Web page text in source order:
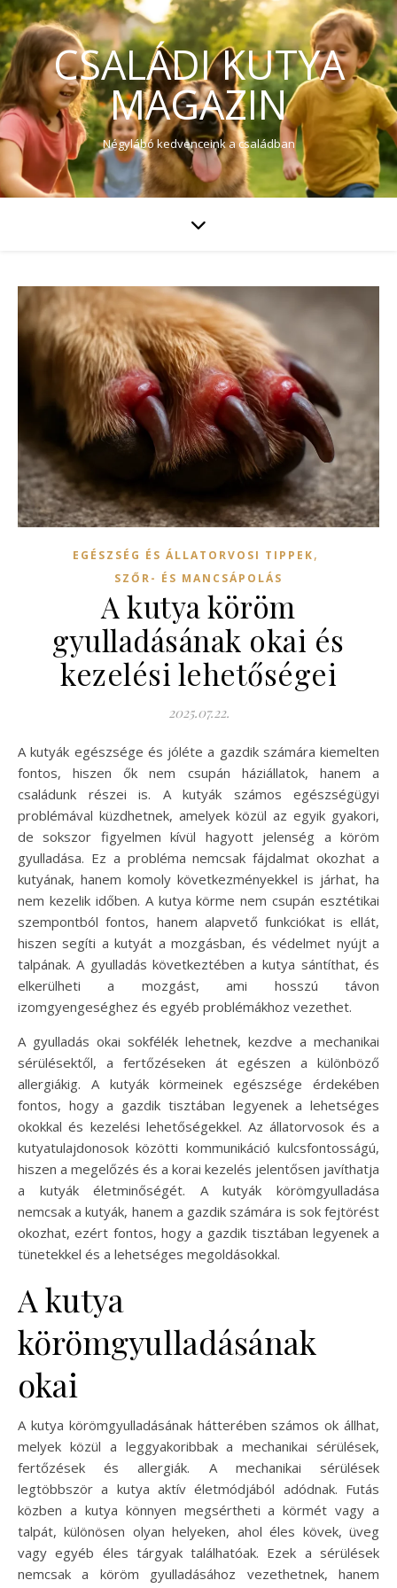
CSALÁDI KUTYA
MAGAZIN
Négylábó kedvenceink a családban
EGÉSZSÉG ÉS ÁLLATORVOSI TIPPEK,
SZŐR- ÉS MANCSÁPOLÁS
A kutya köröm
gyulladásának okai és
kezelési lehetőségei
2025.07.22.
A kutyák egészsége és jóléte a gazdik számára kiemelten
fontos, hiszen ők nem csupán háziállatok, hanem a
családunk részei is. A kutyák számos egészségügyi
problémával küzdhetnek, amelyek közül az egyik gyakori,
de sokszor figyelmen kívül hagyott jelenség a köröm
gyulladása. Ez a probléma nemcsak fájdalmat okozhat a
kutyának, hanem komoly következményekkel is járhat, ha
nem kezelik időben. A kutya körme nem csupán esztétikai
szempontból fontos, hanem alapvető funkciókat is ellát,
hiszen segíti a kutyát a mozgásban, és védelmet nyújt a
talpának. A gyulladás következtében a kutya sántíthat, és
elkerülheti a mozgást, ami hosszú távon
izomgyengeséghez és egyéb problémákhoz vezethet.
A gyulladás okai sokfélék lehetnek, kezdve a mechanikai
sérülésektől, a fertőzéseken át egészen a különböző
allergiákig. A kutyák körmeinek egészsége érdekében
fontos, hogy a gazdik tisztában legyenek a lehetséges
okokkal és kezelési lehetőségekkel. Az állatorvosok és a
kutyatulajdonosok közötti kommunikáció kulcsfontosságú,
hiszen a megelőzés és a korai kezelés jelentősen javíthatja
a kutyák életminőségét. A kutyák körömgyulladása
nemcsak a kutyák, hanem a gazdik számára is sok fejtörést
okozhat, ezért fontos, hogy a gazdik tisztában legyenek a
tünetekkel és a lehetséges megoldásokkal.
A kutya
körömgyulladásának
okai
A kutya körömgyulladásának hátterében számos ok állhat,
melyek közül a leggyakoribbak a mechanikai sérülések,
fertőzések és allergiák. A mechanikai sérülések
legtöbbször a kutya aktív életmódjából adódnak. Futás
közben a kutya könnyen megsértheti a körmét vagy a
talpát, különösen olyan helyeken, ahol éles kövek, üveg
vagy egyéb éles tárgyak találhatóak. Ezek a sérülések
nemcsak a köröm gyulladásához vezethetnek, hanem